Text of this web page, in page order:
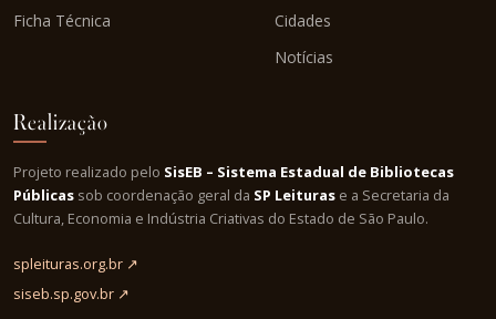
Ficha Técnica
Cidades
Notícias
Realização
Projeto realizado pelo SisEB – Sistema Estadual de Bibliotecas
Públicas sob coordenação geral da SP Leituras e a Secretaria da
Cultura, Economia e Indústria Criativas do Estado de São Paulo.
spleituras.org.br ↗
siseb.sp.gov.br ↗